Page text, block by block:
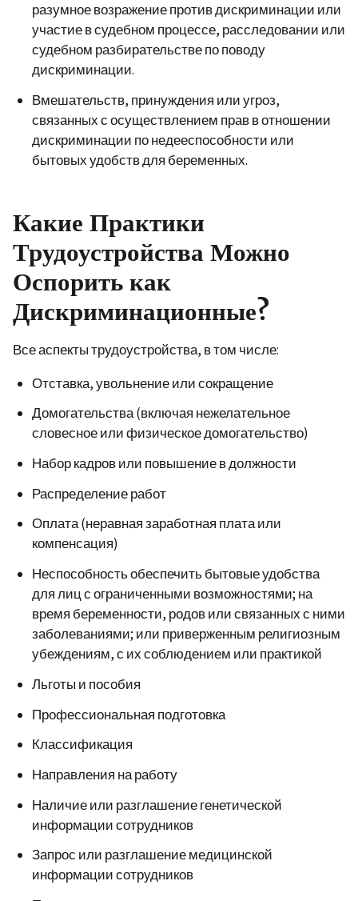
разумное возражение против дискриминации или
участие в судебном процессе, расследовании или
судебном разбирательстве по поводу
дискриминации.
Вмешательств, принуждения или угроз,
связанных с осуществлением прав в отношении
дискриминации по недееспособности или
бытовых удобствдля беременных.
Какие Практики
Трудоустройства Можно
Оспорить как
Дискриминационные?
Все аспекты трудоустройства, в том числе:
Отставка, увольнение или сокращение
Домогательства(включая нежелательное
словесное или физическое домогательство)
Набор кадров или повышение в должности
Распределение работ
Оплата (неравная заработная плата или
компенсация)
Неспособность обеспечить бытовые удобства
для лиц с ограниченными возможностями; на
время беременности, родов или связанных с ними
заболеваниями; или приверженным религиозным
убеждениям, с их соблюдением или практикой
Льготы и пособия
Профессиональная подготовка
Классификация
Направления на работу
Наличие или разглашение генетической
информации сотрудников
Запрос или разглашение медицинской
информации сотрудников